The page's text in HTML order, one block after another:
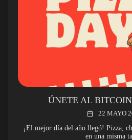
ÚNETE AL
22 MAYO
¡El mejor día del año llegó! Pizza,
en una misma